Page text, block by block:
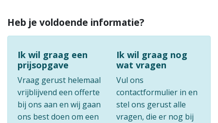
Heb je voldoende informatie?
Ik wil graag een
prijsopgave
Vraag gerust helemaal
vrijblijvend een offerte
bij ons aan en wij gaan
ons best doen om een
Ik wil graag nog
wat vragen
Vul ons
contactformulier in en
stel ons gerust alle
vragen, die er nog bij